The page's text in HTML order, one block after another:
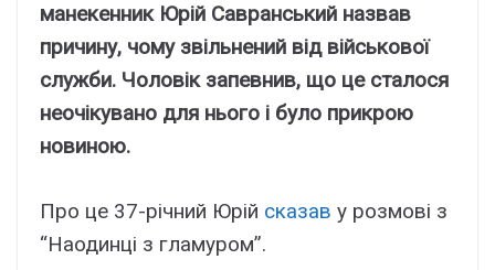
манекенник Юрій Савранський назвав
причину, чому звільнений від військової
служби. Чоловік запевнив, що це сталося
неочікувано для нього і було прикрою
новиною.
Про це 37-річний Юрій сказав у розмові з
“Наодинці з гламуром”.